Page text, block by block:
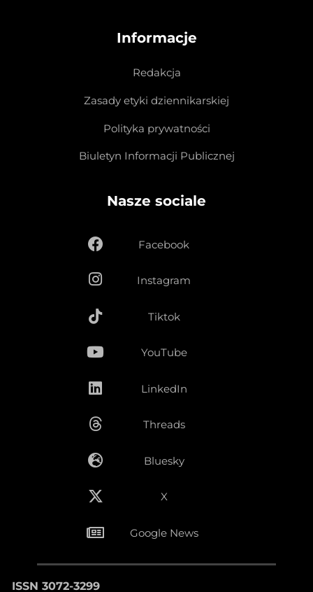
Informacje
Redakcja
Zasady etyki dziennikarskiej
Polityka prywatności
Biuletyn Informacji Publicznej
Nasze sociale
Facebook
Instagram
Tiktok
YouTube
LinkedIn
Threads
Bluesky
X
Google News
ISSN 3072-3299